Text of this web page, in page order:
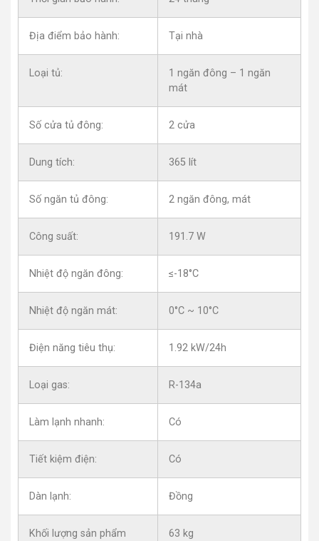
Địa điểm bảo hành: Tại nhà
Loại tủ:
1 ngăn đông – 1 ngăn
mát
Số cửa tủ đông: 2 cửa
Dung tích: 365 lít
Số ngăn tủ đông: 2 ngăn đông, mát
Công suất: 191.7 W
Nhiệt độ ngăn đông: ≤-18°C
Nhiệt độ ngăn mát: 0°C ~ 10°C
Điện năng tiêu thụ: 1.92 kW/24h
Loại gas: R-134a
Làm lạnh nhanh: Có
Tiết kiệm điện: Có
Dàn lạnh: Đồng
Khối lượng sản phẩm
63 kg